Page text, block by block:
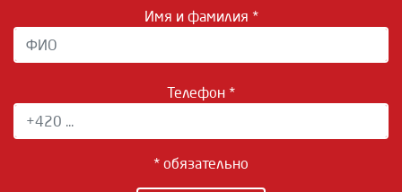
Имя и фамилия *
Телефон *
* обязательно